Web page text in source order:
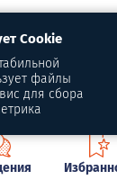
Cookie
файлы
для сбора